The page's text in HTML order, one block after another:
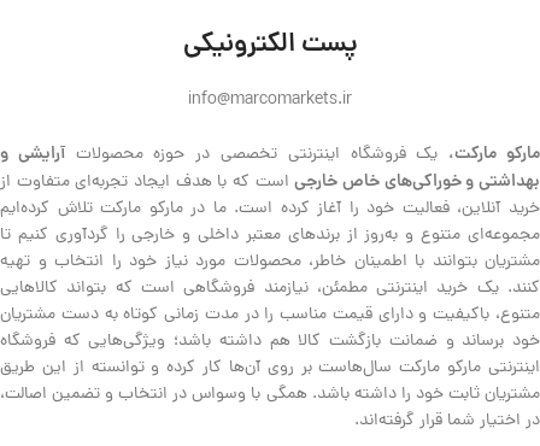
پست الکترونیکی
info@marcomarkets.ir
مارکو مارکت، یک فروشگاه اینترنتی تخصصی در حوزه محصولاتآرایشی و
بهداشتی و خوراکی‌های خاص خارجیاست که با هدف ایجاد تجربه‌ای متفاوت از
خرید آنلاین، فعالیت خود را آغاز کرده است. ما در مارکو مارکت تلاش کرده‌ایم
مجموعه‌ای متنوع و به‌روز از برندهای معتبر داخلی و خارجی را گردآوری کنیم تا
مشتریان بتوانند با اطمینان خاطر، محصولات مورد نیاز خود را انتخاب و تهیه
کنند. یک خرید اینترنتی مطمئن، نیازمند فروشگاهی است که بتواند کالاهایی
متنوع، باکیفیت و دارای قیمت مناسب را در مدت زمانی کوتاه به دست مشتریان
خود برساند و ضمانت بازگشت کالا هم داشته باشد؛ ویژگی‌هایی که فروشگاه
اینترنتی مارکو مارکت سال‌هاست بر روی آن‌ها کار کرده و توانسته از این طریق
مشتریان ثابت خود را داشته باشد. همگی با وسواس در انتخاب و تضمین اصالت،
در اختیار شما قرار گرفته‌اند.